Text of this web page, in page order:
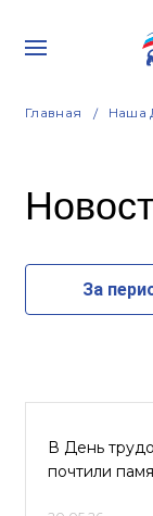
Главная Наша
За
В День
почтили